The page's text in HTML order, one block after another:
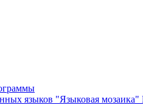
языков "Языковая мозаика"